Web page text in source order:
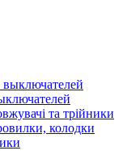
та трійники
колодки